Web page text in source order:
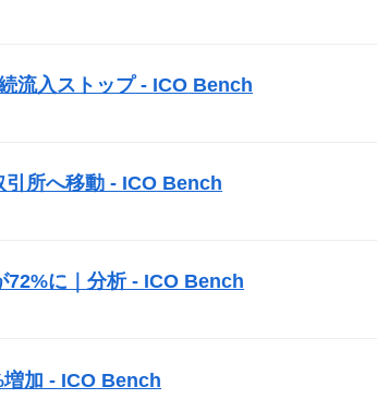
流入ストップ - ICO Bench
引所へ移動 - ICO Bench
72%に｜分析 - ICO Bench
増加 - ICO Bench